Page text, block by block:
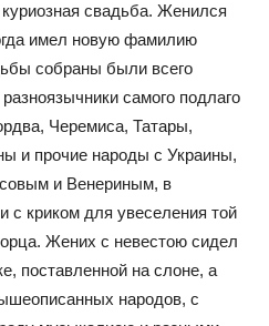
свадьба. Женился
имел новую фамилию
собраны были всего
самого подлаго
Черемиса, Татары,
и прочие народы с Украины,
и Венериным, в
с криком для увеселения той
Жених с невестою сидел
поставленной на слоне, а
народов, с